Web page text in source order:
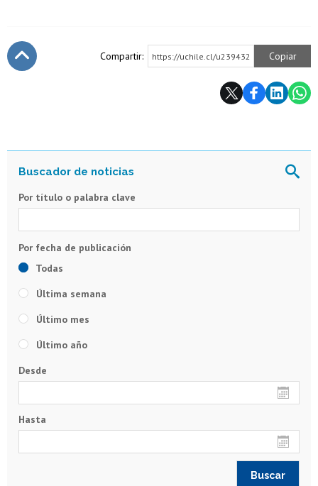
Compartir: https://uchile.cl/u239432 Copiar
Por título o palabra clave
Todas
Última semana
Último mes
Último año
Desde
Hasta